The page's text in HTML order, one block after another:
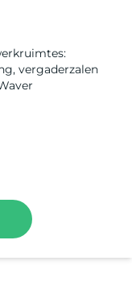
vergaderzalen